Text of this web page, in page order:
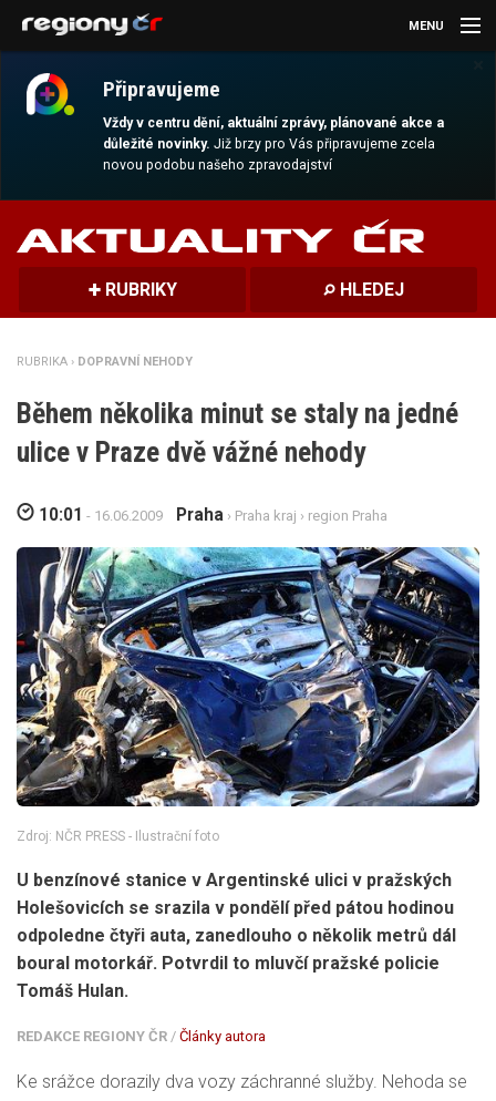
Připravujeme
Vždy v centru dění, aktuální zprávy, plánované akce a
důležité novinky.Již brzy pro Vás připravujeme zcela
novou podobu našeho zpravodajství
MENU
AKTUALITY
MAGAZÍN
DALŠÍ
REGION
RUBRIKY HLEDEJ
RUBRIKA › DOPRAVNÍ NEHODY
Během několika minut se staly na jedné
ulice v Praze dvě vážné nehody
10:01 - 16.06.2009 Praha › Praha kraj › region Praha
Zdroj: NČR PRESS - Ilustrační foto
U benzínové stanice v Argentinské ulici v pražských
Holešovicích se srazila v pondělí před pátou hodinou
odpoledne čtyři auta, zanedlouho o několik metrů dál
boural motorkář. Potvrdil to mluvčí pražské policie
Tomáš Hulan.
REDAKCE REGIONY ČR / Články autora
Ke srážce dorazily dva vozy záchranné služby. Nehoda se